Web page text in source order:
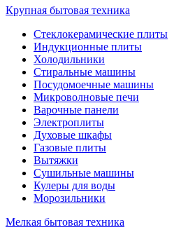
Крупная бытовая техника
Стеклокерамические плиты
Индукционные плиты
Холодильники
Стиральные машины
Посудомоечные машины
Микроволновые печи
Варочные панели
Электроплиты
Духовые шкафы
Газовые плиты
Вытяжки
Сушильные машины
Кулеры для воды
Морозильники
Мелкая бытовая техника